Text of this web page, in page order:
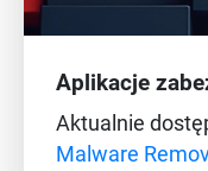
Aplikacje
Aktualnie
Malware